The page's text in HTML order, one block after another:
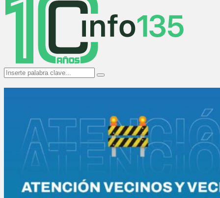
Search
for:
Search